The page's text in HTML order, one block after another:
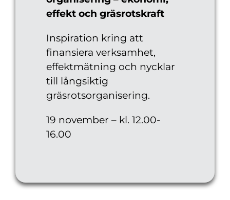
effekt och gräsrotskraft
Inspiration kring att
finansiera verksamhet,
effektmätning och nycklar
till långsiktig
gräsrotsorganisering.
19 november – kl. 12.00-
16.00